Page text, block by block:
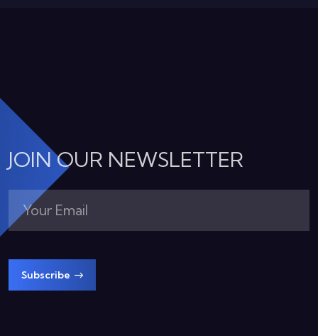
JOIN OUR NEWSLETTER
Subscribe